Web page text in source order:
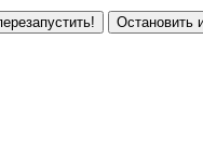
Остановить